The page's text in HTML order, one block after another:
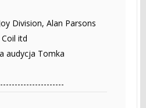
Division, Alan Parsons
itd
audycja Tomka